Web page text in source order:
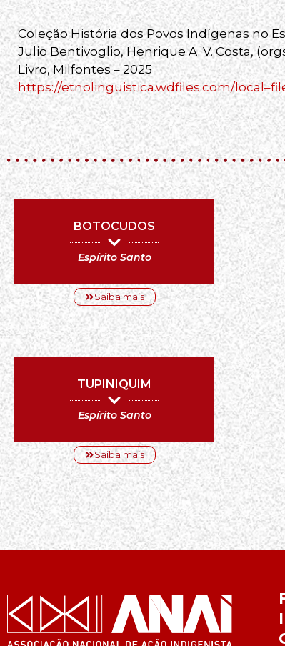
Coleção História dos Povos Indígenas no
Julio Bentivoglio, Henrique A. V. Costa,
Livro, Milfontes – 2025
https://etnolinguistica.wdfiles.com/
BOTOCUDOS
Espírito Santo
Saiba mais
TUPINIQUIM
Espírito Santo
Saiba mais